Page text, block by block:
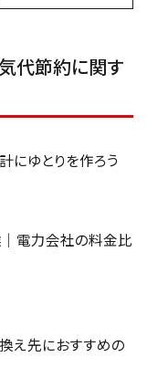
代節約に関す
にゆとりを作ろう
電力会社の料金比
え先におすすめの